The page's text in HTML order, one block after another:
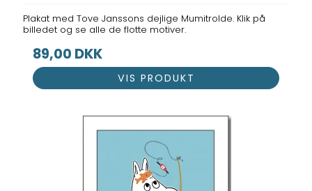
Plakat med Tove Janssons dejlige Mumitrolde. Klik på
billedet og se alle de flotte motiver.
89,00 DKK
VIS PRODUKT